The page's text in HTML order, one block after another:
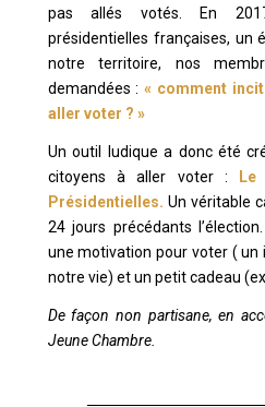
pas allés votés. En
présidentielles françaises, un
notre territoire, nos
demandées :« comment
aller voter ? »
Un outil ludique a donc été
citoyens à aller voter :
Le
Présidentielles. Un véritable
24 jours précédants
une motivation pour voter (
notre vie) et un petit cadeau
De façon non partisane, en
Jeune Chambre.